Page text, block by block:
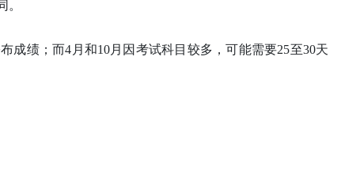
。
成绩；而4月和10月因考试科目较多，可能需要25至30天